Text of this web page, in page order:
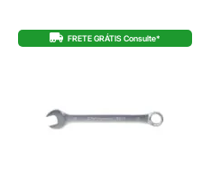
FRETE GRÁTIS Consulte*